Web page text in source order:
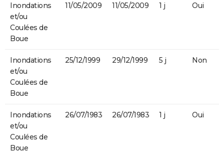
Inondations
et/ou
Coulées de
Boue
11/05/2009 11/05/2009 1 j Oui
Inondations
et/ou
Coulées de
Boue
25/12/1999 29/12/1999 5 j Non
Inondations
et/ou
Coulées de
Boue
26/07/1983 26/07/1983 1 j Oui